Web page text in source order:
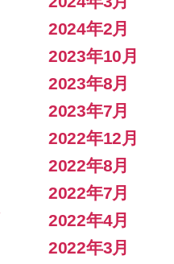
2024年2月
2023年10月
2023年8月
2023年7月
2022年12月
2022年8月
2022年7月
2022年4月
2022年3月